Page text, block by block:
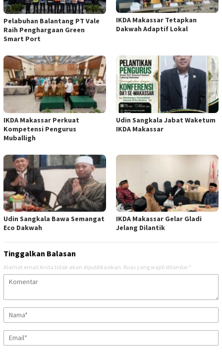
Pelabuhan Balantang PT Vale
Raih Penghargaan Green
Smart Port
IKDA Makassar Tetapkan
Dakwah Adaptif Lokal
IKDA Makassar Perkuat
Kompetensi Pengurus
Muballigh
Udin Sangkala Jabat Waketum
IKDA Makassar
Udin Sangkala Bawa Semangat
Eco Dakwah
IKDA Makassar Gelar Gladi
Jelang Dilantik
Tinggalkan Balasan
Alamat email Anda tidak akan dipublikasikan. Ruas yang wajib ditandai *